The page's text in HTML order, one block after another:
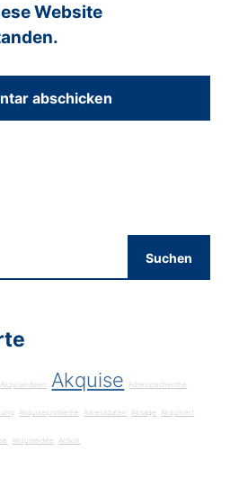
Website
Akquiseideen Akquise Adressrecherche
Akquiseprobleme Adressdaten Absage Akquiriert
Akquiseidee Action